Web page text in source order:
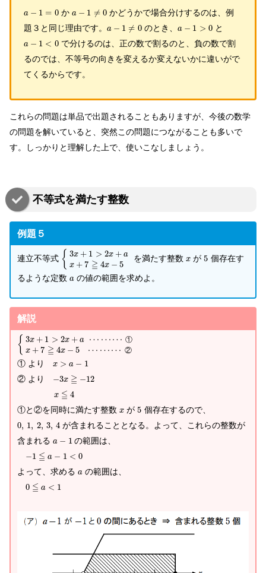
a − 1 = 0 かa − 1 ≠ 0 かどうかで場合分けするのは、例
題３と同じ理由です。
a − 1 ≠ 0 のとき、a − 1 > 0 と
a − 1 < 0 で分けるのは、正の数で割るのと、負の数で割
るのでは、不等号の向きを変えるか変えないかに違いがで
てくるからです。
これらの問題は単品で出題されることもありますが、今後の数学
の問題を解いていると、突然この問題につながることも多いで
す。しっかりと理解した上で、使いこなしましょう。
不等式を満たす整数
例題５
連立不等式 { 3x + 1 > 2x + a
x + 7 ≧ 4x − 5
を満たす整数x が5 個存在す
るような定数a の値の範囲を求めよ。
解説
{ 3x + 1 > 2x + a ⋯ ⋯ ⋯ ①
x + 7 ≧ 4x − 5 ⋯ ⋯ ⋯ ②
① よりx > a − 1
② より −3x ≧ −12
x ≦ 4
①と②を同時に満たす整数x が5 個存在するので、
0, 1, 2, 3, 4 が含まれることとなる。よって、これらの整数が
含まれるa − 1 の範囲は、
−1 ≦ a − 1 < 0
よって、求めるa の範囲は、
0 ≦ a < 1